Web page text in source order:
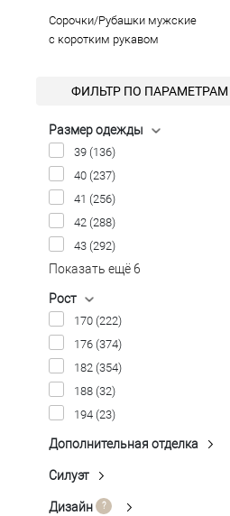
Сорочки/Рубашки мужские
с коротким рукавом
ФИЛЬТР ПО ПАРАМЕТРАМ
Размер одежды
39 (136)
40 (237)
41 (256)
42 (288)
43 (292)
Показать ещё 6
Рост
170 (222)
176 (374)
182 (354)
188 (32)
194 (23)
Дополнительная отделка
FACE PEACH+GARMENT WASH
(1)
СилуэтClassic Fit
Regular Fit(150)
ДизайнКлетка
(11)